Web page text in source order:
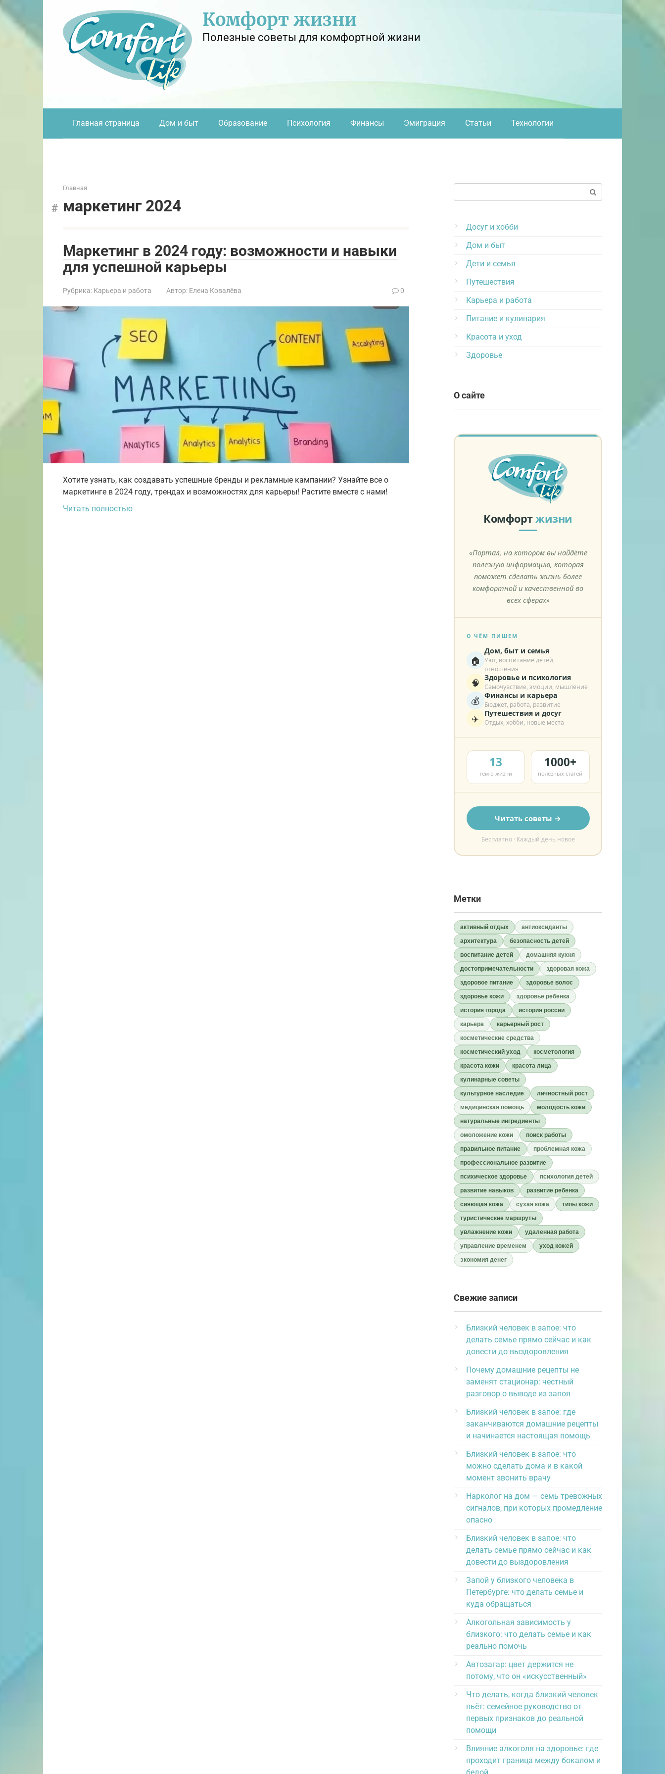
Перейти
контенту
Комфорт жизни
Полезные советы для комфортной жизни
Главная страница Дом и быт Образование Психология Финансы Эмиграция Статьи Технологии
Главная
маркетинг 2024
Маркетинг в 2024 году: возможности и навыки
для успешной карьеры
Рубрика: Карьера и работа Автор: Елена Ковалёва 0
Хотите узнать, как создавать успешные бренды и рекламные кампании? Узнайте все о
маркетинге в 2024 году, трендах и возможностях для карьеры! Растите вместе с нами!
Читать полностью
Досуг и хобби
Дом и быт
Дети и семья
Путешествия
Карьера и работа
Питание и кулинария
Красота и уход
Здоровье
О сайте
Комфортжизни
«Портал, на котором вы найдёте
полезную информацию, которая
поможет сделать жизнь более
комфортной и качественной во
всех сферах»
О ЧЁМ ПИШЕМ
🏠
Дом, быт и семья
Уют, воспитание детей,
отношения
🧠 Здоровье и психология
Самочувствие, эмоции, мышление
💰 Финансы и карьера
Бюджет, работа, развитие
✈️ Путешествия и досуг
Отдых, хобби, новые места
13
тем о жизни
1000+
полезных статей
Читать советы →
Бесплатно · Каждый день новое
Метки
активный отдых
антиоксиданты
архитектура
безопасность детей
воспитание детей
домашняя кухня
достопримечательности
здоровая кожа
здоровое питание
здоровье волос
здоровье кожи
здоровье ребенка
история города
история россии
карьера
карьерный рост
косметические средства
косметический уход
косметология
красота кожи
красота лица
кулинарные советы
культурное наследие
личностный рост
медицинская помощь
молодость кожи
натуральные ингредиенты
омоложение кожи
поиск работы
правильное питание
проблемная кожа
профессиональное развитие
психическое здоровье
психология детей
развитие навыков
развитие ребенка
сияющая кожа
сухая кожа
типы кожи
туристические маршруты
увлажнение кожи
удаленная работа
управление временем
уход кожей
экономия денег
Свежие записи
Близкий человек в запое: что
делать семье прямо сейчас и как
довести до выздоровления
Почему домашние рецепты не
заменят стационар: честный
разговор о выводе из запоя
Близкий человек в запое: где
заканчиваются домашние рецепты
и начинается настоящая помощь
Близкий человек в запое: что
можно сделать дома и в какой
момент звонить врачу
Нарколог на дом — семь тревожных
сигналов, при которых промедление
опасно
Близкий человек в запое: что
делать семье прямо сейчас и как
довести до выздоровления
Запой у близкого человека в
Петербурге: что делать семье и
куда обращаться
Алкогольная зависимость у
близкого: что делать семье и как
реально помочь
Автозагар: цвет держится не
потому, что он «искусственный»
Что делать, когда близкий человек
пьёт: семейное руководство от
первых признаков до реальной
помощи
Влияние алкоголя на здоровье: где
проходит граница между бокалом и